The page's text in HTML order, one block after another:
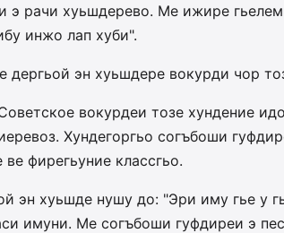
э рачи хуьшдерево. Ме ижире
инжо лап хуби".
дергьой эн хуьшдере вокурди чор
вокурдеи тозе хундение
Хундегоргьо согъбоши
фирегьуние классгьо.
эн хуьшде нушу до: "Эри иму гье у
имуни. Ме согъбоши гуфдиреи э